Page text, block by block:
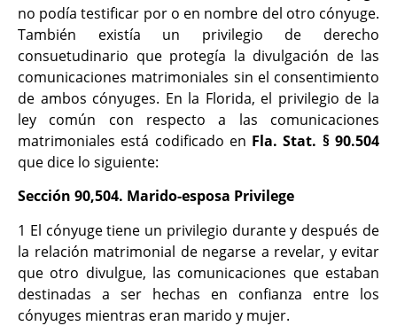
no podía testificar por o en nombre del otro cónyuge.
También existía un privilegio de derecho
consuetudinario que protegía la divulgación de las
comunicaciones matrimoniales sin el consentimiento
de ambos cónyuges. En la Florida, el privilegio de la
ley común con respecto a las comunicaciones
matrimoniales está codificado en Fla. Stat. § 90.504
que dice lo siguiente:
Sección 90,504. Marido-esposa Privilege
1 El cónyuge tiene un privilegio durante y después de
la relación matrimonial de negarse a revelar, y evitar
que otro divulgue, las comunicaciones que estaban
destinadas a ser hechas en confianza entre los
cónyuges mientras eran marido y mujer.